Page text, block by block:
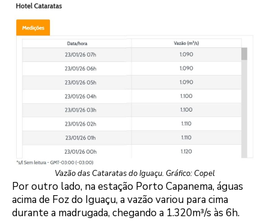
Vazão das Cataratas do Iguaçu. Gráfico: Copel
Por outro lado, na estação Porto Capanema, águas
acima de Foz do Iguaçu, a vazão variou para cima
durante a madrugada, chegando a 1.320m³/s às 6h.